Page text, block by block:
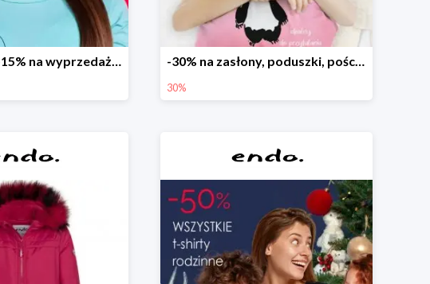
Dodatkowe -15% na wyprzedaż do -70% -30% na zasłony, poduszki, pościele dla dzieci
30%